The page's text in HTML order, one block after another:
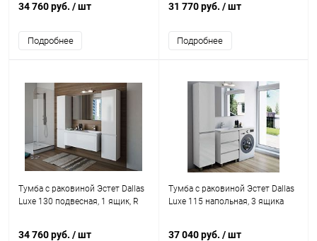
34 760 руб. / шт
Подробнее
31 770 руб. / шт
Подробнее
Тумба с раковиной Эстет Dallas
Luxe 130 подвесная, 1 ящик, R
34 760 руб. / шт
Тумба с раковиной Эстет Dallas
Luxe 115 напольная, 3 ящика
37 040 руб. / шт